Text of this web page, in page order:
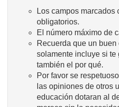
Los campos marcados
obligatorios.
El número máximo de
Recuerda que un
solamente incluye si
también el por qué.
Por favor se
las opiniones de otros
educación dotaran al